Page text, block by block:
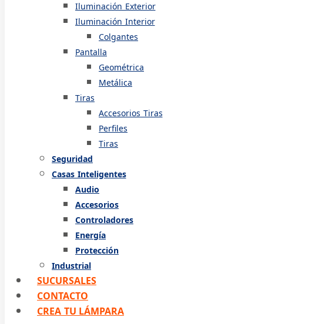
Iluminación Exterior
Iluminación Interior
Colgantes
Pantalla
Geométrica
Metálica
Tiras
Accesorios Tiras
Perfiles
Tiras
Seguridad
Casas Inteligentes
Audio
Accesorios
Controladores
Energía
Protección
Industrial
SUCURSALES
CONTACTO
CREA TU LÁMPARA